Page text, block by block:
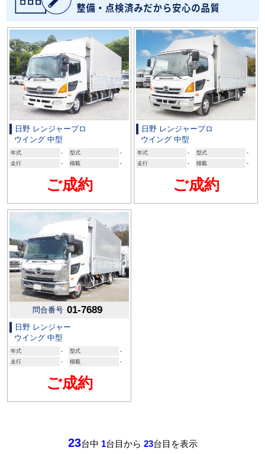
日野 レンジャープロ
ウイング 中型
年式 - 型式
-
走行
- 積載 -
ご成約
日野 レンジャープロ
ウイング 中型
年式 - 型式
-
走行
- 積載 -
ご成約
問合番号 01-7689
日野 レンジャー
ウイング 中型
年式 - 型式
-
走行
- 積載 -
ご成約
23台中 1台目から 23台目を表示